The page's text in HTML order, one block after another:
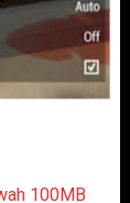
100MB